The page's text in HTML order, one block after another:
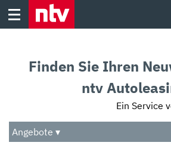
Skip
Audio
Das Beste
Finden Sie Ihren
ntv
Ein Service
Angebote ▾